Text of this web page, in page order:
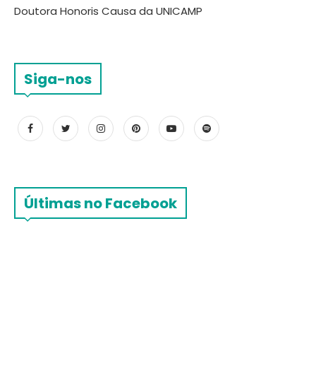
Doutora Honoris Causa da UNICAMP
Siga-nos
Últimas no Facebook